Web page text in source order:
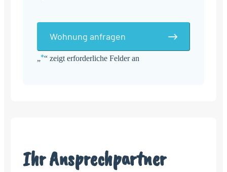
„*“ zeigt erforderliche Felder an
Wohnung anfragen
Ihr Ansprechpartner